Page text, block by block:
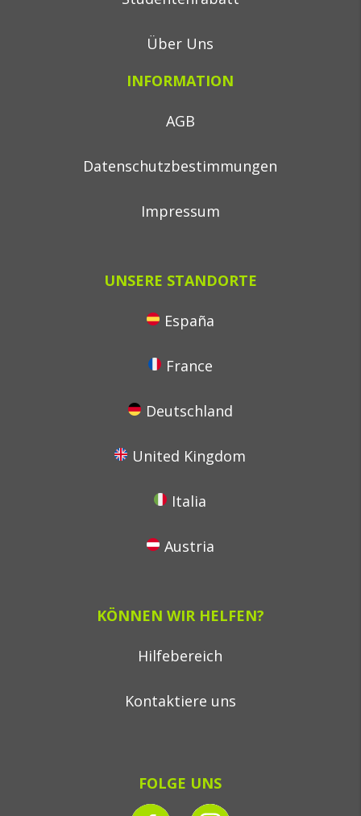
Über Uns
INFORMATION
AGB
Datenschutzbestimmungen
Impressum
UNSERE STANDORTE
España
France
Deutschland
United Kingdom
Italia
Austria
KÖNNEN WIR HELFEN?
Hilfebereich
Kontaktiere uns
FOLGE UNS